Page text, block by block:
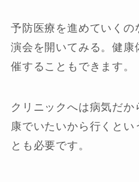
予防医療を進めていく
演会を開いてみる。健康
催することもできます。
クリニックへは病気だ
康でいたいから行くとい
とも必要です。